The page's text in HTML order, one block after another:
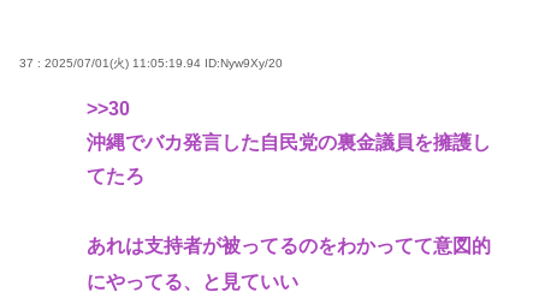
37 : 2025/07/01(火) 11:05:19.94 ID:Nyw9Xy/20
>>30
沖縄でバカ発言した自民党の裏金議員を擁護し
てたろ
あれは支持者が被ってるのをわかってて意図的
にやってる、と見ていい